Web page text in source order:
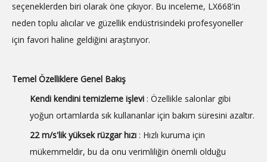
seçeneklerden biri olarak öne çıkıyor. Bu inceleme, LX668'in
neden toplu alıcılar ve güzellik endüstrisindeki profesyoneller
için favori haline geldiğini araştırıyor.
Temel Özelliklere Genel Bakış
Kendi kendini temizleme işlevi : Özellikle salonlar gibi
yoğun ortamlarda sık kullananlar için bakım süresini azaltır.
22 m/s'lik yüksek rüzgar hızı : Hızlı kuruma için
mükemmeldir, bu da onu verimliliğin önemli olduğu